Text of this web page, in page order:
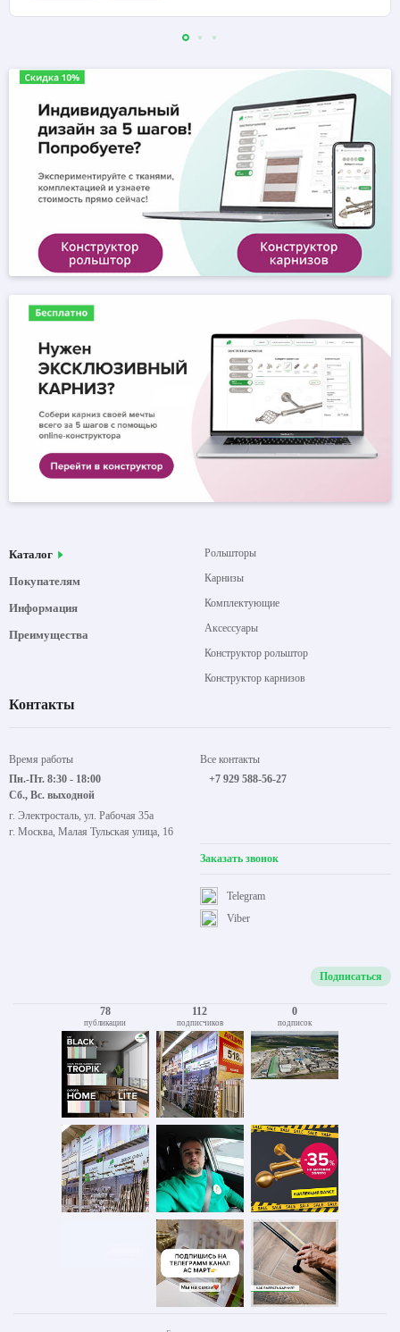
Каталог
Покупателям
Информация
Преимущества
Рольшторы
Карнизы
Комплектующие
Аксессуары
Конструктор рольштор
Конструктор карнизов
Контакты
Время работы
Пн.-Пт. 8:30 - 18:00
Сб., Вс. выходной
г. Электросталь, ул. Рабочая 35а
г. Москва, Малая Тульская улица, 16
Все контакты
+7 929 588-56-27
Заказать звонок
Viber
Telegram
Подписаться
78
публикации
112
подписчиков
0
подписок